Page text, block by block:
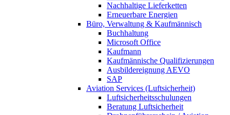
Nachhaltige Lieferketten
Erneuerbare Energien
Büro, Verwaltung & Kaufmännisch
Buchhaltung
Microsoft Office
Kaufmann
Kaufmännische Qualifizierungen
Ausbildereignung AEVO
SAP
Aviation Services (Luftsicherheit)
Luftsicherheitsschulungen
Beratung Luftsicherheit